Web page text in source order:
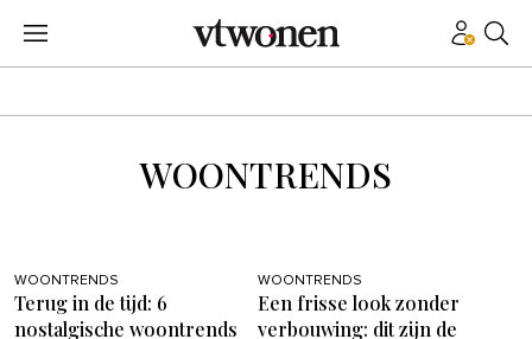
WOONTRENDS
WOONTRENDS
Terug in de tijd: 6
nostalgische woontrends
WOONTRENDS
Een frisse look zonder
verbouwing: dit zijn de